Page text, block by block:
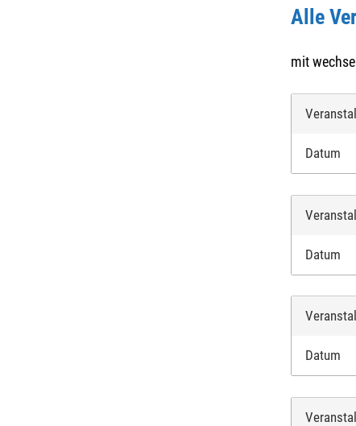
Alle
mit
Datum
Datum
Datum